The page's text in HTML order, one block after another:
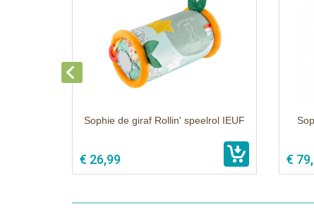
Sophie de giraf Rollin' speelrol IEUF
€ 26,99 €